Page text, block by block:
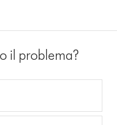
il problema?